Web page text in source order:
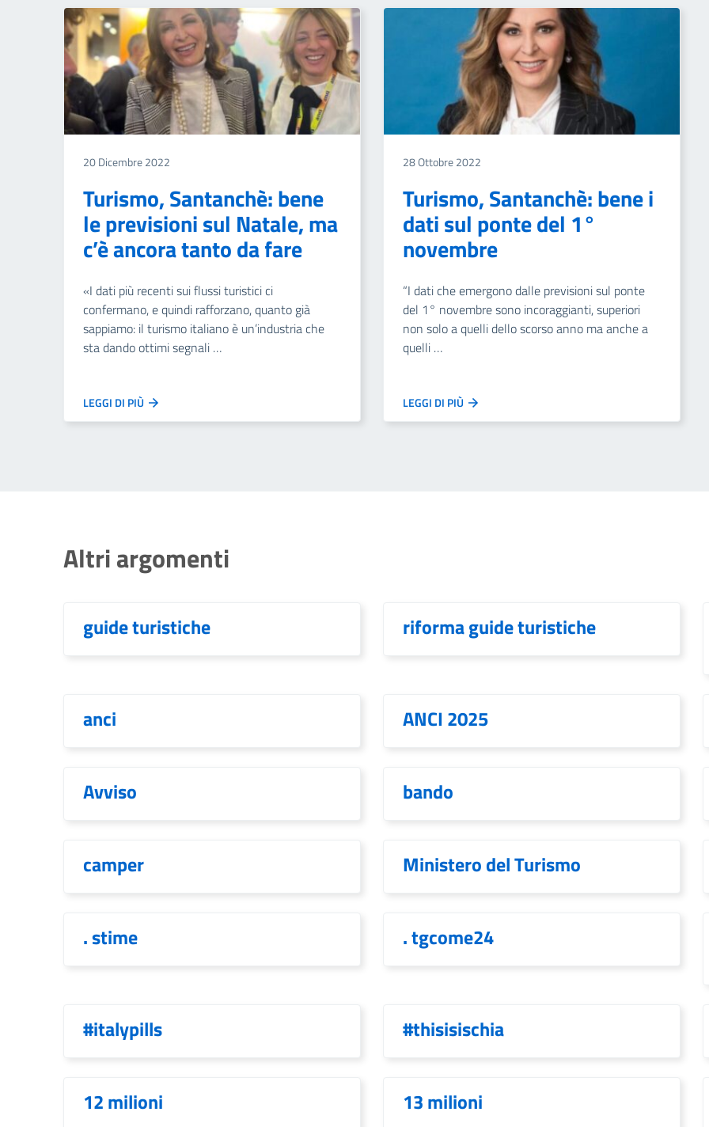
20 Dicembre 2022
Turismo, Santanchè: bene
le previsioni sul Natale, ma
c’è ancora tanto da fare
«I dati più recenti sui flussi turistici ci
confermano, e quindi rafforzano, quanto già
sappiamo: il turismo italiano è un’industria che
sta dando ottimi segnali …
LEGGI DI PIÙ
28 Ottobre 2022
Turismo, Santanchè: bene i
dati sul ponte del 1°
novembre
“I dati che emergono dalle previsioni sul ponte
del 1° novembre sono incoraggianti, superiori
non solo a quelli dello scorso anno ma anche a
quelli …
LEGGI DI PIÙ
Altri argomenti
guide turistiche riforma guide turistiche
anci ANCI 2025
Avviso bando
camper Ministero del Turismo
. stime . tgcome24
#italypills #thisisischia
12 milioni 13 milioni